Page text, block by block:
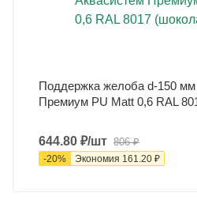
Поддержка желоба d-150 мм
Премиум PU Matt 0,6 RAL
644.80 ₽/шт 806₽
-20% Экономия 161.20 ₽